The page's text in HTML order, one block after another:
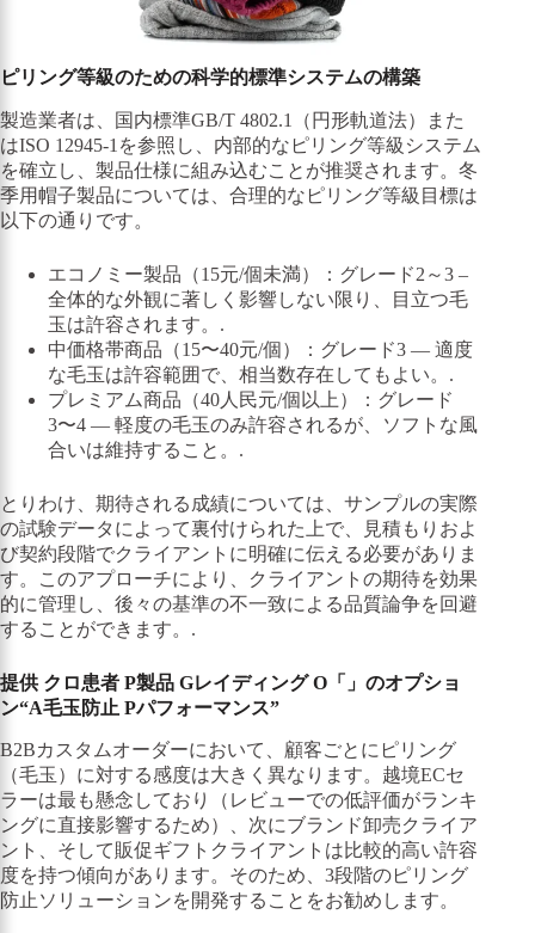
ピリング等級のための科学的標準システムの構築
製造業者は、国内標準GB/T 4802.1（円形軌道法）また
はISO 12945-1を参照し、内部的なピリング等級システム
を確立し、製品仕様に組み込むことが推奨されます。冬
季用帽子製品については、合理的なピリング等級目標は
以下の通りです。
エコノミー製品（15元/個未満）：グレード2～3 –
全体的な外観に著しく影響しない限り、目立つ毛
玉は許容されます。.
中価格帯商品（15〜40元/個）：グレード3 — 適度
な毛玉は許容範囲で、相当数存在してもよい。.
プレミアム商品（40人民元/個以上）：グレード
3〜4 — 軽度の毛玉のみ許容されるが、ソフトな風
合いは維持すること。.
とりわけ、期待される成績については、サンプルの実際
の試験データによって裏付けられた上で、見積もりおよ
び契約段階でクライアントに明確に伝える必要がありま
す。このアプローチにより、クライアントの期待を効果
的に管理し、後々の基準の不一致による品質論争を回避
することができます。.
提供 クロ患者 P製品 GレイディングO 「」のオプショ
ン“A毛玉防止 Pパフォーマンス”
B2Bカスタムオーダーにおいて、顧客ごとにピリング
（毛玉）に対する感度は大きく異なります。越境ECセ
ラーは最も懸念しており（レビューでの低評価がランキ
ングに直接影響するため）、次にブランド卸売クライア
ント、そして販促ギフトクライアントは比較的高い許容
度を持つ傾向があります。そのため、3段階のピリング
防止ソリューションを開発することをお勧めします。